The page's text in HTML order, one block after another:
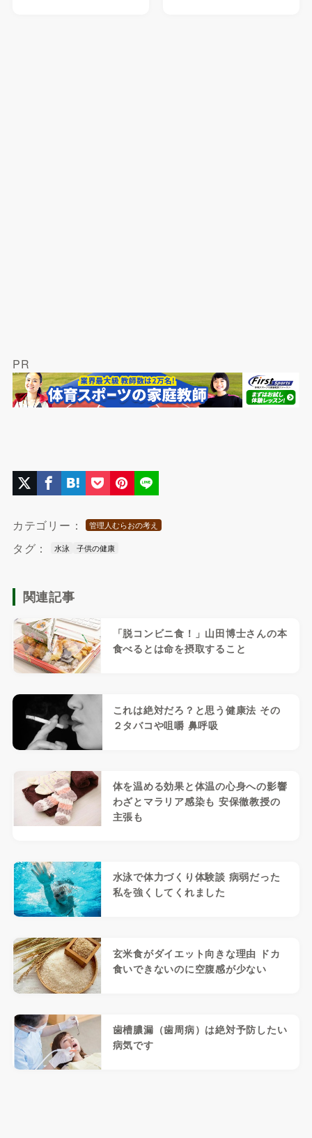
PR
カテゴリー： 管理人むらおの考え
タグ： 水泳 子供の健康
関連記事
「脱コンビニ食！」山田博士さんの本
食べるとは命を摂取すること
これは絶対だろ？と思う健康法 その
２タバコや咀嚼 鼻呼吸
体を温める効果と体温の心身への影響
わざとマラリア感染も 安保徹教授の
主張も
水泳で体力づくり体験談 病弱だった
私を強くしてくれました
玄米食がダイエット向きな理由 ドカ
食いできないのに空腹感が少ない
歯槽膿漏（歯周病）は絶対予防したい
病気です